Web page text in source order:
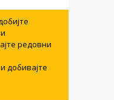
редовни
добивајте